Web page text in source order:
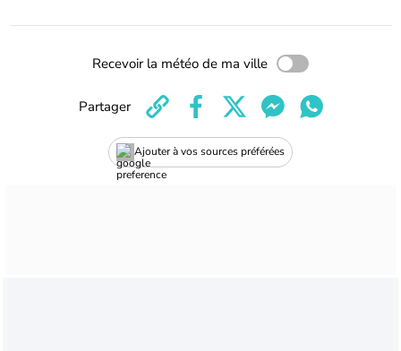
Recevoir la météo de ma ville
Ajouter à vos sources préférées
Partager